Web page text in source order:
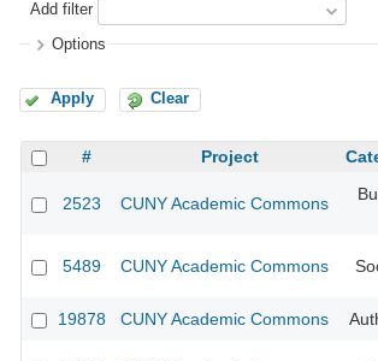
Add filter
Options
Apply Clear
# Project
2523 CUNY Academic Commons
5489 CUNY Academic Commons
19878 CUNY Academic Commons